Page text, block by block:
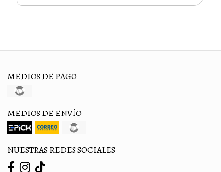
MEDIOS DE PAGO
MEDIOS DE ENVÍO
NUESTRAS REDES SOCIALES